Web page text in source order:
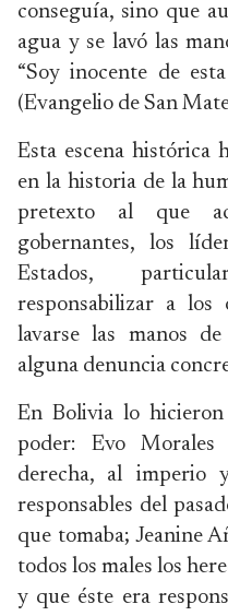
conseguía, sino que
agua y se lavó las
“Soy inocente de esta
(Evangelio de San
Esta escena histórica
en la historia de la
pretexto al que
gobernantes, los
Estados,
responsabilizar a
lavarse las manos
alguna denuncia
En Bolivia lo
poder: Evo
derecha, al imperio
responsables del
que tomaba; Jeanine
todos los males los
y que éste era